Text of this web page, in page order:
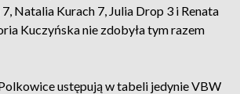
Natalia Kurach 7, Julia Drop 3 i Renata
Kuczyńska nie zdobyła tym razem
ustępują w tabeli jedynie VBW